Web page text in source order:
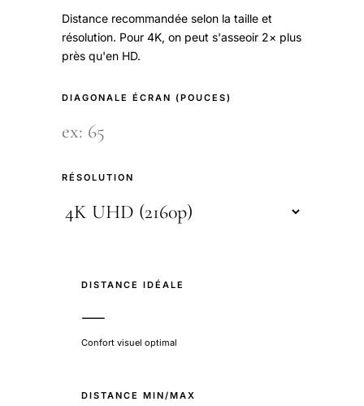
Distance recommandée selon la taille et
résolution. Pour 4K, on peut s'asseoir 2× plus
près qu'en HD.
DIAGONALE ÉCRAN (POUCES)
RÉSOLUTION
DISTANCE IDÉALE
—
Confort visuel optimal
DISTANCE MIN/MAX